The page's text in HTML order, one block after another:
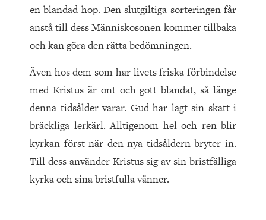
en blandad hop. Den slutgiltiga sorteringen får
anstå till dess Människosonen kommer tillbaka
och kan göra den rätta bedömningen.
Även hos dem som har livets friska förbindelse
med Kristus är ont och gott blandat, så länge
denna tidsålder varar. Gud har lagt sin skatt i
bräckliga lerkärl. Alltigenom hel och ren blir
kyrkan först när den nya tidsåldern bryter in.
Till dess använder Kristus sig av sin bristfälliga
kyrka och sina bristfulla vänner.